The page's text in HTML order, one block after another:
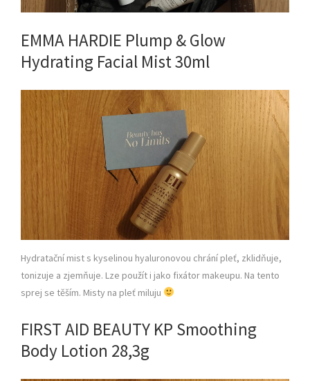
EMMA HARDIE Plump & Glow
Hydrating Facial Mist 30ml
Hydratační mist s kyselinou hyaluronovou chrání pleť, zklidňuje,
tonizuje a zjemňuje. Lze použít i jako fixátor makeupu. Na tento
sprej se těším. Misty na pleť miluju
FIRST AID BEAUTY KP Smoothing
Body Lotion 28,3g